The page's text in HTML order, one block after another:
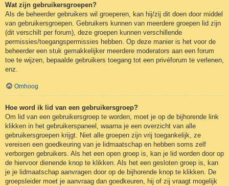
Wat zijn gebruikersgroepen?
Als de beheerder gebruikers wil groeperen, kan hij/zij dit doen door middel
van gebruikersgroepen. Gebruikers kunnen van meerdere groepen lid zijn
(dit verschilt per forum), deze groepen kunnen verschillende
permissies/toegangspermissies hebben. Op deze manier is het voor de
beheerder een stuk gemakkelijker meerdere moderators aan een forum
toe te wijzen, bepaalde gebruikers toegang tot een privéforum te verlenen,
enz.
Omhoog
Hoe word ik lid van een gebruikersgroep?
Om lid van een gebruikersgroep te worden, moet je op de bijhorende link
klikken in het gebruikerspaneel, waarna je een overzicht van alle
gebruikersgroepen krijgt. Niet alle groepen zijn vrij toegankelijk, ze
vereisen een goedkeuring van je lidmaatschap en hebben soms zelf
verborgen gebruikers. Als het een open groep is, kan je lid worden door op
de hiervoor dienende knop te klikken. Als het een gesloten groep is, kan
je je lidmaatschap aanvragen door op de bijhorende knop te klikken. De
groepsleider moet je aanvraag dan goedkeuren, hij of zij vraagt mogelijk